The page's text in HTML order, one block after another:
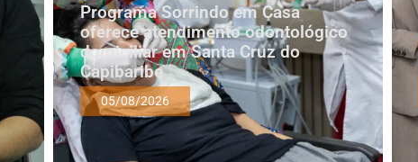
Programa Sorrindo em Casa
oferece atendimento odontológico
domiciliar em Santa Cruz do
Capibaribe
05/08/2026